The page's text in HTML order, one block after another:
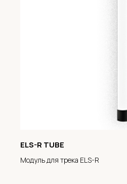
ELS-R TUBE
Модуль для трека ELS-R